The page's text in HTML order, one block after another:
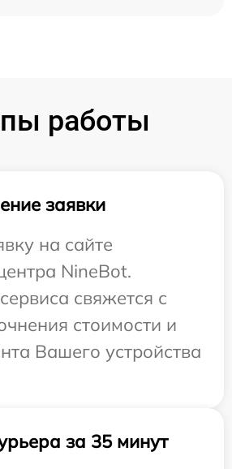
работы
заявки
на сайте
NineBot.
свяжется с
стоимости и
Вашего устройства
за 35 минут